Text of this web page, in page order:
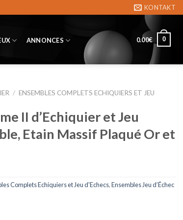
KONTAKT
ANNONCES 0.00€ 0
/ ENSEMBLES COMPLETS ECHIQUIERS ET JEU
II d’Echiquier et Jeu
Etain Massif Plaqué Or et
Complets Echiquiers et Jeu d'Echecs,Ensembles Jeu d’Échec